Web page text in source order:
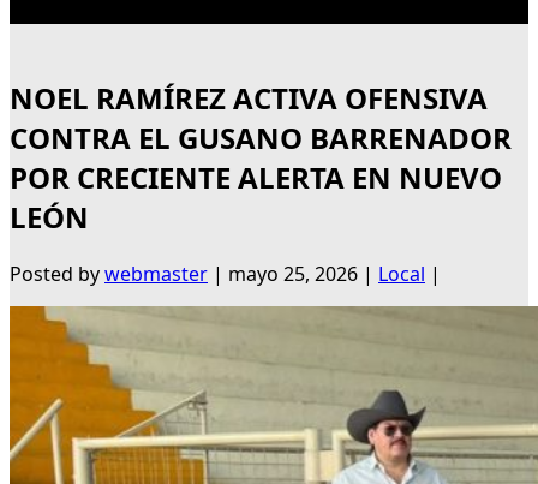
NOEL RAMÍREZ ACTIVA OFENSIVA
CONTRA EL GUSANO BARRENADOR
POR CRECIENTE ALERTA EN NUEVO
LEÓN
Posted bywebmaster | mayo 25, 2026 | Local |